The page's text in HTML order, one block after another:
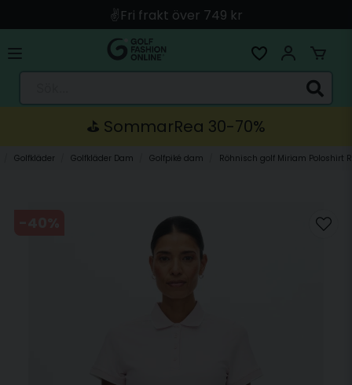
🚀 Snabb leverans med Instabox & PostNord
🛍️ Betala med Swish, Apple Pay, Kort & Faktura
🚚 Skickas direkt från lagret i Linköping
⛳️ SommarRea 30-70%
Golfkläder Golfkläder Dam Golfpiké dam Röhnisch golf Miriam Poloshirt